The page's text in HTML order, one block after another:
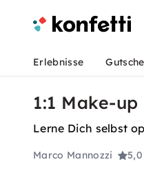
Erlebnisse
1:1 Make-
Lerne Dich selbst
Marco Mannozzi